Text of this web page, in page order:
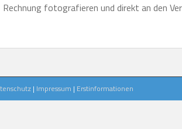
Rechnung fotografieren und direkt an den
| Impressum | Erstinformationen